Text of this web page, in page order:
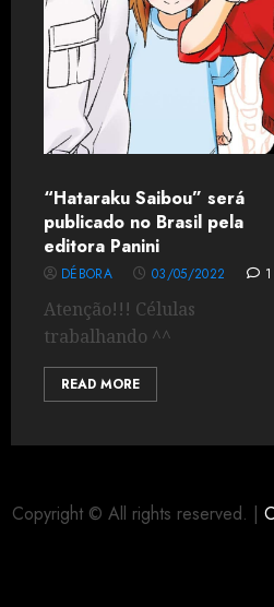
“Hataraku Saibou” será
publicado no Brasil pela
editora Panini
DÉBORA 03/05/2022 1
Atenção!!! Células
trabalhando ^^
READ MORE
Copyright © All rights reserved. |